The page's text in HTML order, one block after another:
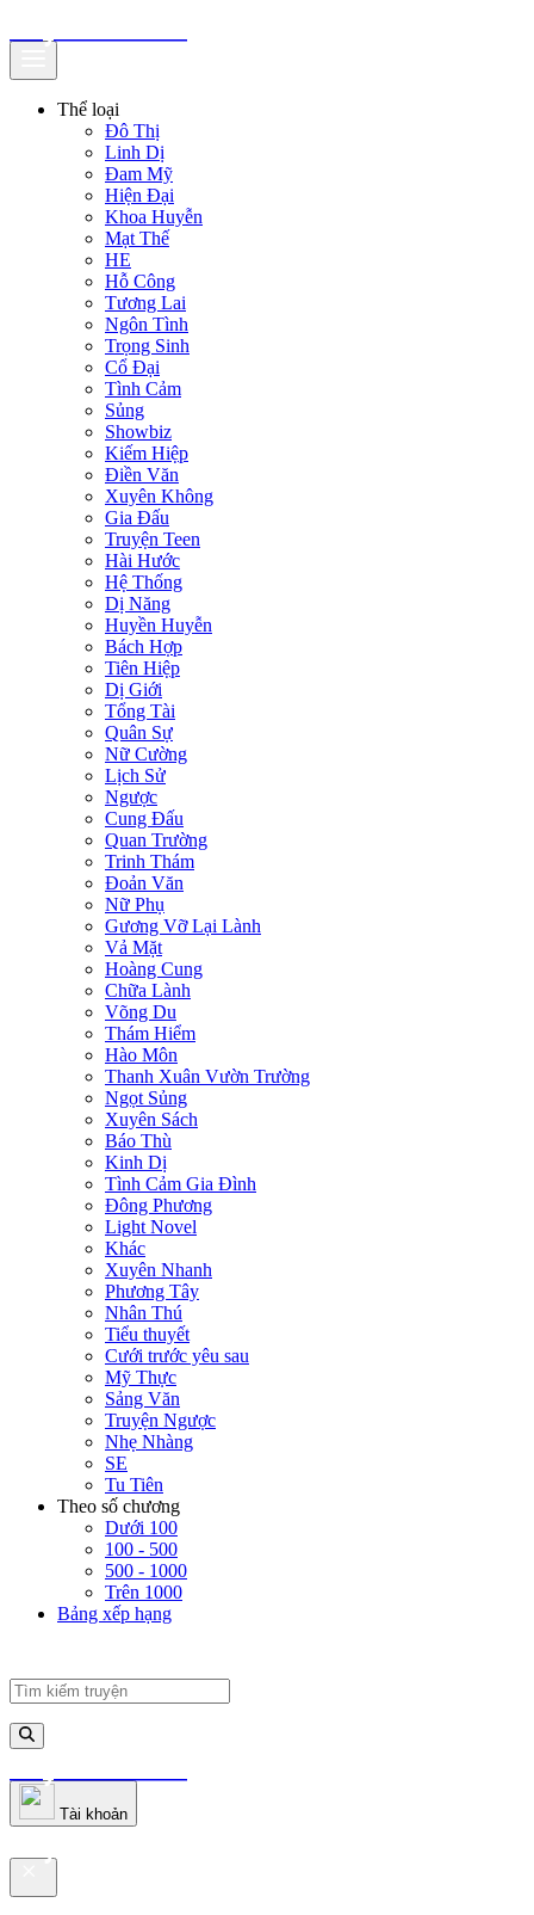
Thể loại
Đô Thị
Linh Dị
Đam Mỹ
Hiện Đại
Khoa Huyễn
Mạt Thế
HE
Hỗ Công
Tương Lai
Ngôn Tình
Trọng Sinh
Cổ Đại
Tình Cảm
Sủng
Showbiz
Kiếm Hiệp
Điền Văn
Xuyên Không
Gia Đấu
Truyện Teen
Hài Hước
Hệ Thống
Dị Năng
Huyền Huyễn
Bách Hợp
Tiên Hiệp
Dị Giới
Tổng Tài
Quân Sự
Nữ Cường
Lịch Sử
Ngược
Cung Đấu
Quan Trường
Trinh Thám
Đoản Văn
Nữ Phụ
Gương Vỡ Lại Lành
Vả Mặt
Hoàng Cung
Chữa Lành
Võng Du
Thám Hiểm
Hào Môn
Thanh Xuân Vườn Trường
Ngọt Sủng
Xuyên Sách
Báo Thù
Kinh Dị
Tình Cảm Gia Đình
Đông Phương
Light Novel
Khác
Xuyên Nhanh
Phương Tây
Nhân Thú
Tiểu thuyết
Cưới trước yêu sau
Mỹ Thực
Sảng Văn
Truyện Ngược
Nhẹ Nhàng
SE
Tu Tiên
Theo số chương
Dưới 100
100 - 500
500 - 1000
Trên 1000
Bảng xếp hạng
truyenfullz.com
Tài khoản
truyenfullz.com